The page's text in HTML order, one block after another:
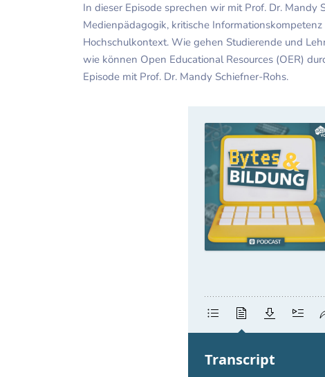
In dieser Episode sprechen wir mit Prof. Dr.
Medienpädagogik, kritische
Hochschulkontext. Wie gehen Studierende und
wie können Open Educational Resources (OER)
Episode mit Prof. Dr. Mandy Schiefner-Rohs.